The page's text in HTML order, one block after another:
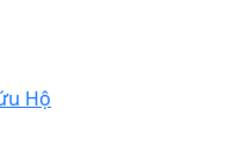
Hộ